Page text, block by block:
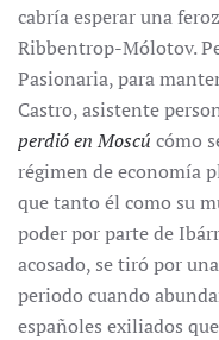
cabría esperar una
Ribbentrop-Mólotov.
Pasionaria, para
Castro, asistente
perdió en Moscú cómo
régimen de economía
que tanto él como su
poder por parte de
acosado, se tiró por
periodo cuando
españoles exiliados